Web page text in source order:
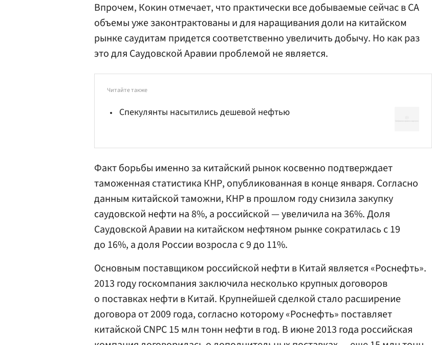
Впрочем, Кокин отмечает, что практически все добываемые сейчас в СА
объемы уже законтрактованы и для наращивания доли на китайском
рынке саудитам придется соответственно увеличить добычу. Но как раз
это для Саудовской Аравии проблемой не является.
Читайте также
Спекулянты насытились дешевой нефтью
Факт борьбы именно за китайский рынок косвенно подтверждает
таможенная статистика КНР, опубликованная в конце января. Согласно
данным китайской таможни, КНР в прошлом году снизила закупку
саудовской нефти на 8%, а российской — увеличила на 36%. Доля
Саудовской Аравии на китайском нефтяном рынке сократилась с 19
до 16%, а доля России возросла с 9 до 11%.
Основным поставщиком российской нефти в Китай является «Роснефть».
2013 году госкомпания заключила несколько крупных договоров
о поставках нефти в Китай. Крупнейшей сделкой стало расширение
договора от 2009 года, согласно которому «Роснефть» поставляет
китайской CNPC 15 млн тонн нефти в год. В июне 2013 года российская